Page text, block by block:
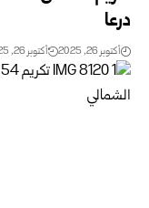
درعا
أكتوبر 26, 2025 أكتوبر 26, 2025